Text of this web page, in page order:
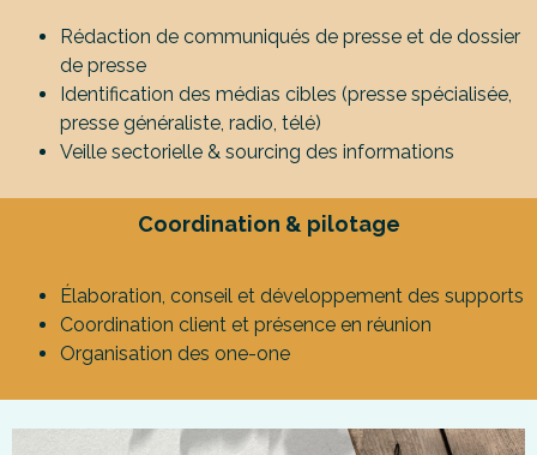
Rédaction de communiqués de presse et de dossier
de presse
Identification des médias cibles (presse spécialisée,
presse généraliste, radio, télé)
Veille sectorielle & sourcing des informations
Coordination & pilotage
Élaboration, conseil et développement des supports
Coordination client et présence en réunion
Organisation des one-one